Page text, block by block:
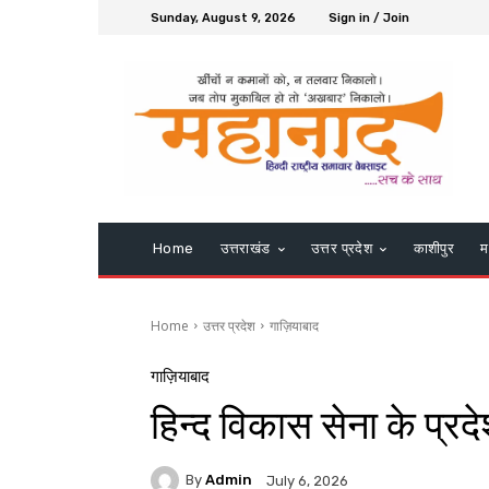
Sunday, August 9, 2026 Sign in / Join
Home उत्तराखंड उत्तर प्रदेश काशीपुर
Home उत्तर प्रदेश गाज़ियाबाद
गाज़ियाबाद
हिन्द विकास सेना के
By Admin July 6, 2026